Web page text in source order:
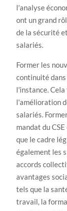
l'analyse
ont un grand
de la sécurité
salariés.
Former les
continuité
l'instance.
l'amélioration
salariés.
mandat du
que le cadre
également les
accords
avantages
tels que la
travail, la